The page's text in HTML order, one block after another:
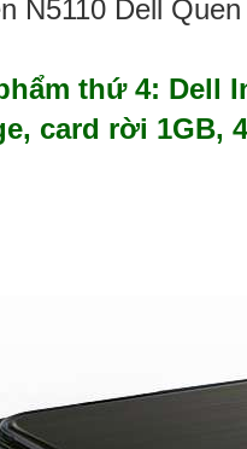
N5110 Dell
thứ 4: Dell
card rời 1GB,